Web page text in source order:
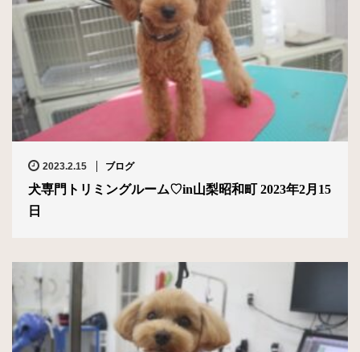
2023.2.15 ブログ
犬専門トリミングルーム♡in山梨昭和町 2023年2月15
日